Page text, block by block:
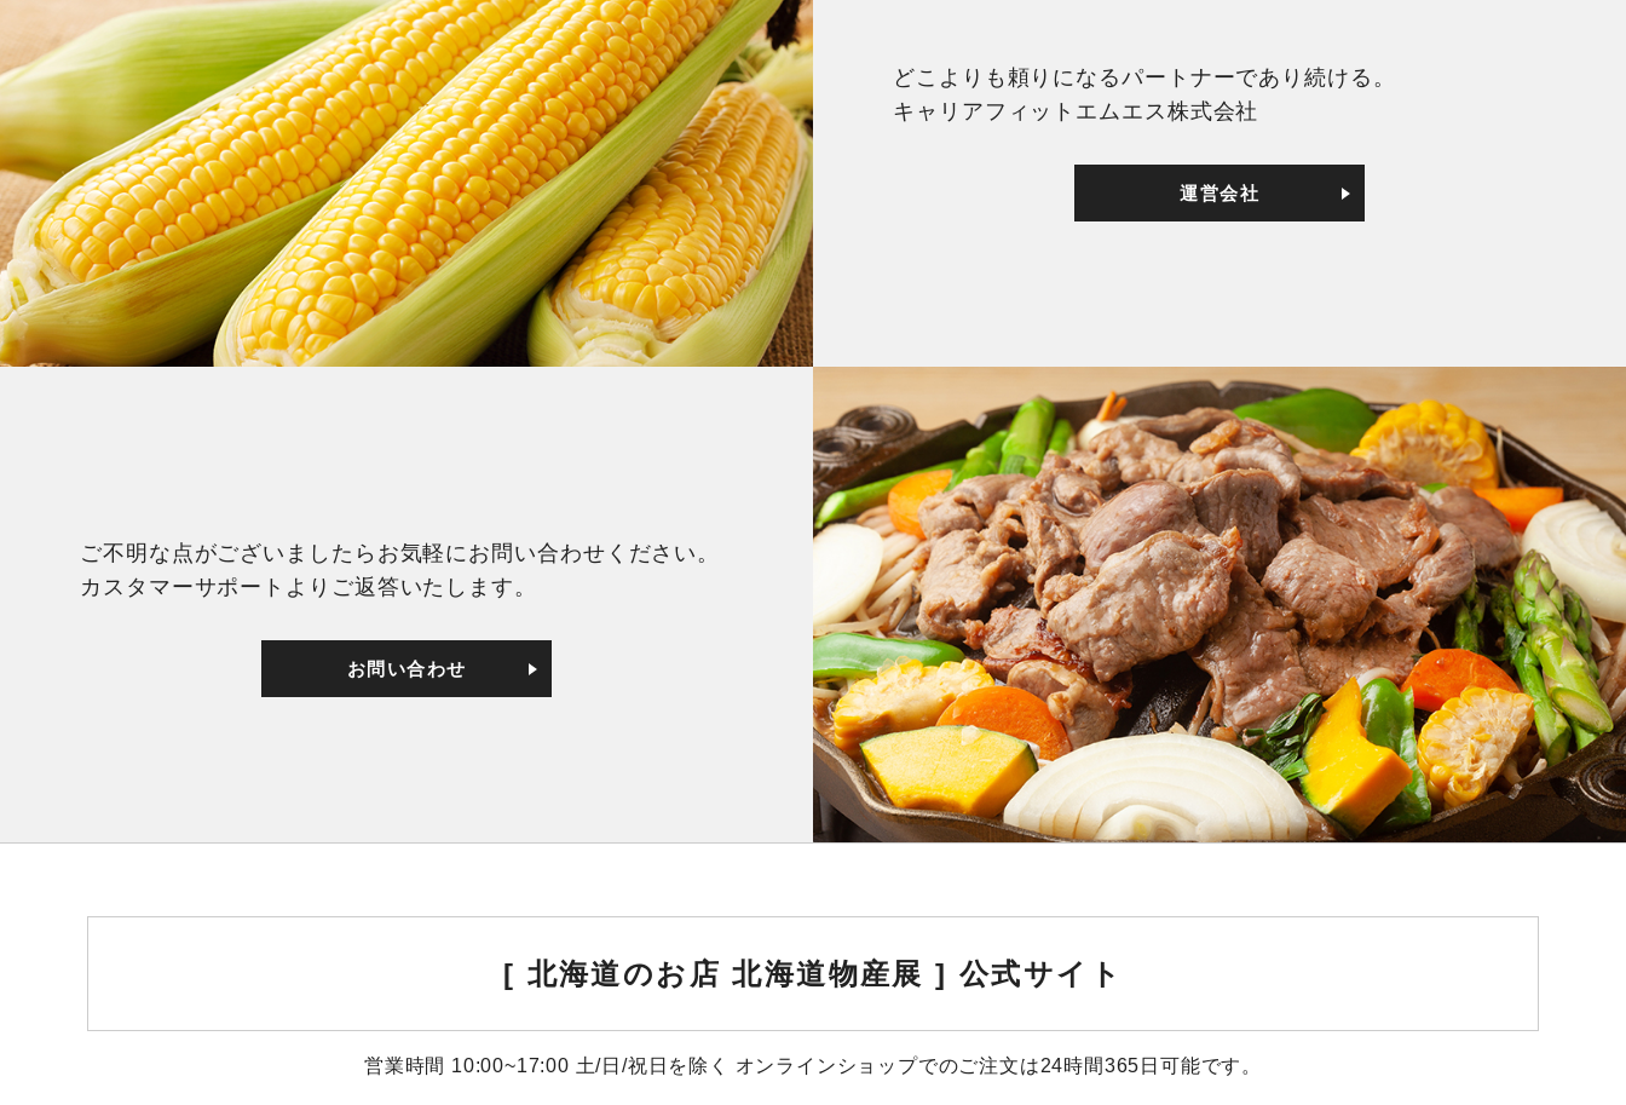
どこよりも頼りになるパートナーであり続ける。
キャリアフィットエムエス株式会社
運営会社
ご不明な点がございましたらお気軽にお問い合わせください。
カスタマーサポートよりご返答いたします。
お問い合わせ
[ 北海道のお店 北海道物産展 ]公式サイト
営業時間 10:00~17:00 土/日/祝日を除く オンラインショップでのご注文は24時間365日可能です。